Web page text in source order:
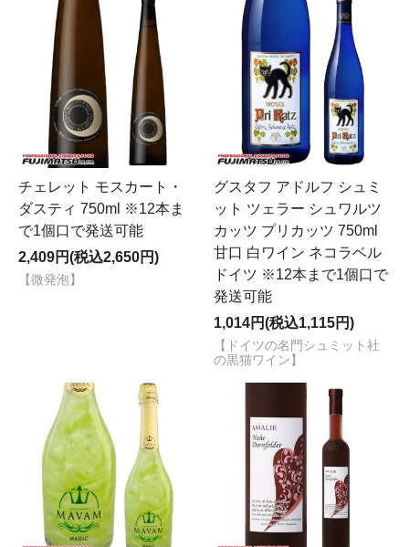
チェレット モスカート・
ダスティ 750ml ※12本ま
で1個口で発送可能
2,409円(税込2,650円)
【微発泡】
グスタフ アドルフ シュミ
ット ツェラー シュワルツ
カッツ プリカッツ 750ml
甘口 白ワイン ネコラベル
ドイツ ※12本まで1個口で
発送可能
1,014円(税込1,115円)
【ドイツの名門シュミット社
の黒猫ワイン】